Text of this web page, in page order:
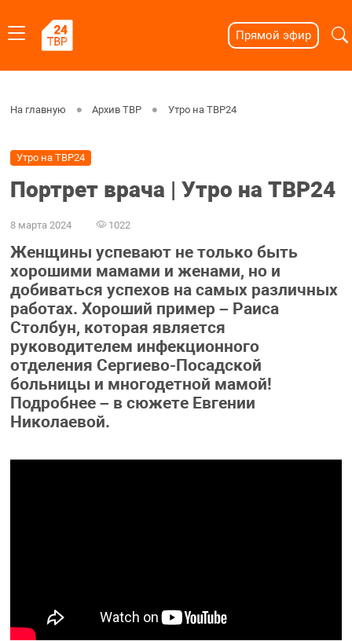
Прямой эфир
На главную Архив ТВР Утро на ТВР24
Утро на ТВР24
Портрет врача | Утро на ТВР24
8 марта 2024 1022
Женщины успевают не только быть
хорошими мамами и женами, но и
добиваться успехов на самых различных
работах. Хороший пример – Раиса
Столбун, которая является
руководителем инфекционного
отделения Сергиево-Посадской
больницы и многодетной мамой!
Подробнее – в сюжете Евгении
Николаевой.